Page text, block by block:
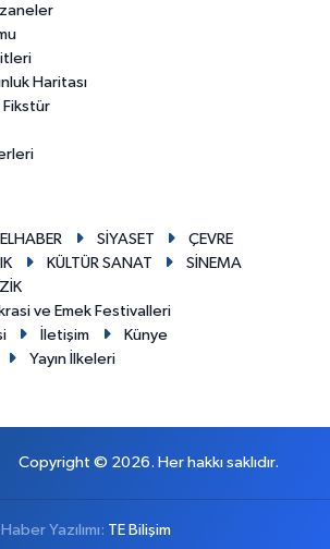
Haritası
Fikstür
SİYASET
ÇEVRE
KÜLTÜR SANAT
SİNEMA
ve Emek Festivalleri
İletişim
Künye
Yayın İlkeleri
Copyright © 2026. Her hakkı saklıdır.
Haber Yazılımı: TE Bilişim